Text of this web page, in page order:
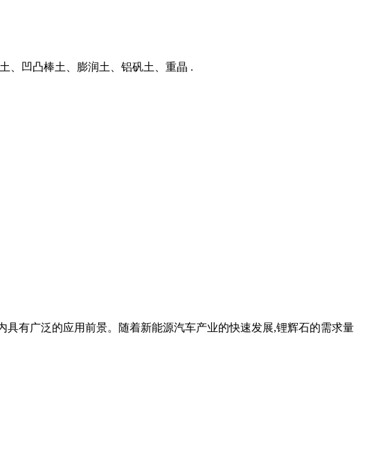
、凹凸棒土、膨润土、铝矾土、重晶 .
有广泛的应用前景。随着新能源汽车产业的快速发展,锂辉石的需求量